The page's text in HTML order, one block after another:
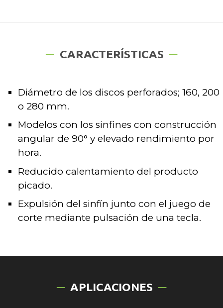
CARACTERÍSTICAS
Diámetro de los discos perforados; 160, 200
o 280 mm.
Modelos con los sinfines con construcción
angular de 90° y elevado rendimiento por
hora.
Reducido calentamiento del producto
picado.
Expulsión del sinfín junto con el juego de
corte mediante pulsación de una tecla.
APLICACIONES